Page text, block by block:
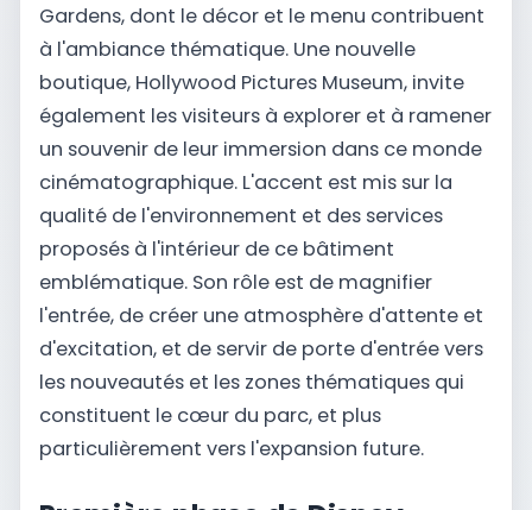
Gardens, dont le décor et le menu contribuent
à l'ambiance thématique. Une nouvelle
boutique, Hollywood Pictures Museum, invite
également les visiteurs à explorer et à ramener
un souvenir de leur immersion dans ce monde
cinématographique. L'accent est mis sur la
qualité de l'environnement et des services
proposés à l'intérieur de ce bâtiment
emblématique. Son rôle est de magnifier
l'entrée, de créer une atmosphère d'attente et
d'excitation, et de servir de porte d'entrée vers
les nouveautés et les zones thématiques qui
constituent le cœur du parc, et plus
particulièrement vers l'expansion future.